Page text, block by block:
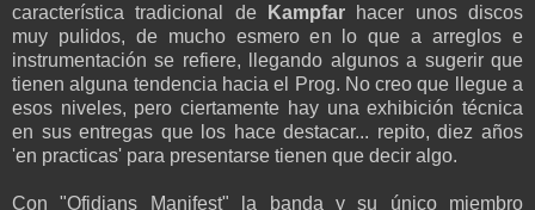
característica tradicional de
Kampfar hacer unos discos
muy pulidos, de mucho esmero en lo que a arreglos e
instrumentación se refiere, llegando algunos a sugerir que
tienen alguna tendencia hacia el Prog. No creo que llegue a
esos niveles, pero ciertamente hay una exhibición técnica
en sus entregas que los hace destacar... repito, diez años
'en practicas' para presentarse tienen que decir algo.
Con "Ofidians Manifest" la banda y su único miembro